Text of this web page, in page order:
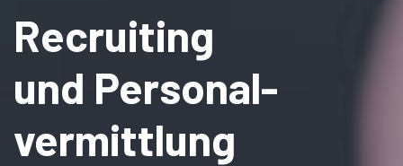
Recruiting
und Personal-
vermittlung